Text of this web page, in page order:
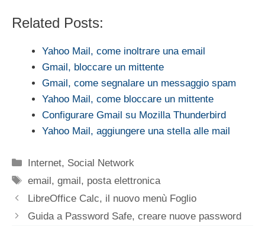
Related Posts:
Yahoo Mail, come inoltrare una email
Gmail, bloccare un mittente
Gmail, come segnalare un messaggio spam
Yahoo Mail, come bloccare un mittente
Configurare Gmail su Mozilla Thunderbird
Yahoo Mail, aggiungere una stella alle mail
Categorie
Internet, Social Network
Tag
email,gmail, posta elettronica
LibreOffice Calc, il nuovo menù Foglio
Guida a Password Safe, creare nuove password